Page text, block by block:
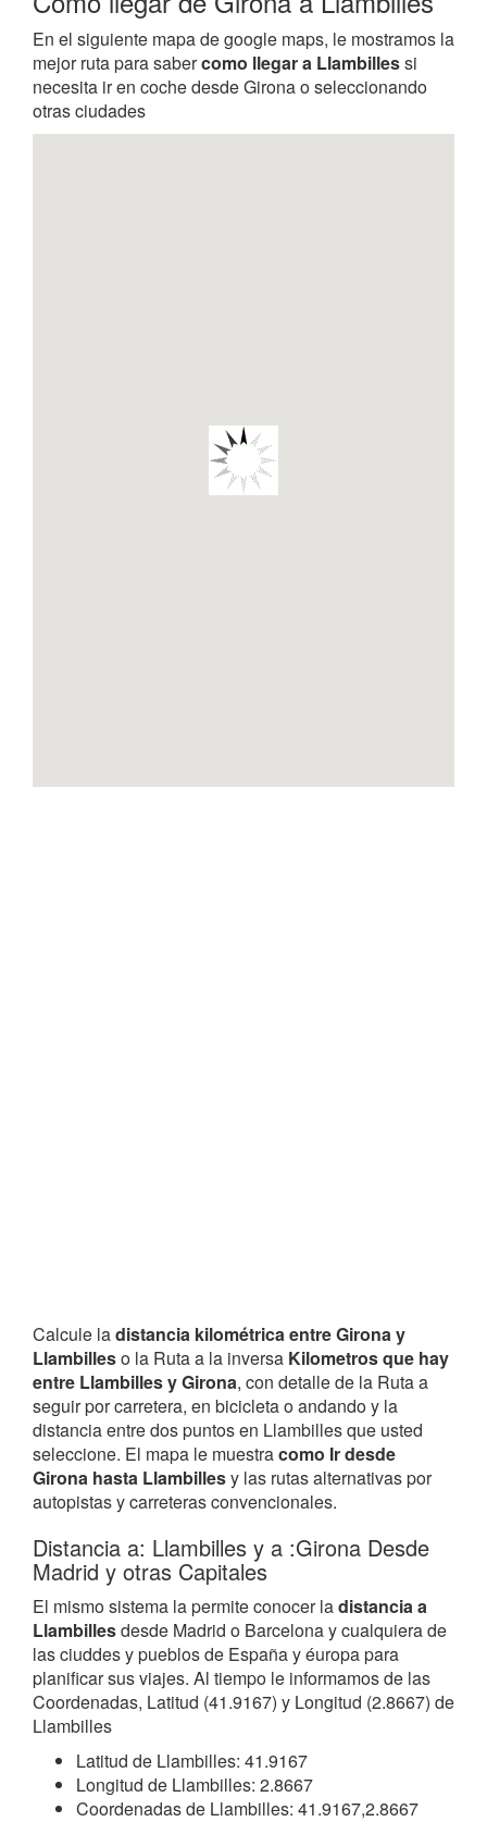
En el siguiente mapa de google maps, le mostramos la
mejor ruta para sabercomo llegar a Llambillessi
necesita ir en coche desde Girona o seleccionando
otras ciudades
Calcule ladistancia kilométrica entre Girona y
Llambilleso la Ruta a la inversa Kilometros que hay
entre Llambilles y Girona, con detalle de la Ruta a
seguir por carretera, en bicicleta o andando y la
distancia entre dos puntos en Llambilles que usted
seleccione. El mapa le muestracomo Ir desde
Girona hasta Llambillesy las rutas alternativas por
autopistas y carreteras convencionales.
Distancia a: Llambilles y a :Girona Desde
Madrid y otras Capitales
El mismo sistema la permite conocer ladistancia a
Llambillesdesde Madrid o Barcelona y cualquiera de
las ciuddes y pueblos de España y éuropa para
planificar sus viajes. Al tiempo le informamos de las
Coordenadas, Latitud (41.9167) y Longitud (2.8667) de
Llambilles
Latitud de Llambilles: 41.9167
Longitud de Llambilles: 2.8667
Coordenadas de Llambilles: 41.9167,2.8667